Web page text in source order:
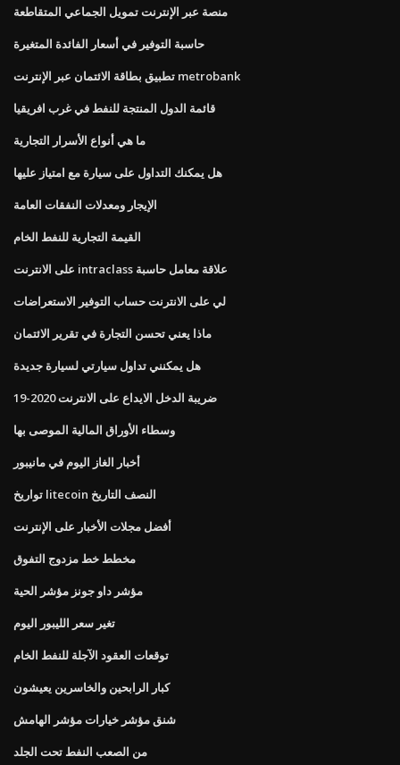
منصة عبر الإنترنت تمويل الجماعي المتقاطعة
حاسبة التوفير في أسعار الفائدة المتغيرة
تطبيق بطاقة الائتمان عبر الإنترنت metrobank
قائمة الدول المنتجة للنفط في غرب افريقيا
ما هي أنواع الأسرار التجارية
هل يمكنك التداول على سيارة مع امتياز عليها
الإيجار ومعدلات النفقات العامة
القيمة التجارية للنفط الخام
على الانترنت intraclass علاقة معامل حاسبة
لي على الانترنت حساب التوفير الاستعراضات
ماذا يعني تحسن التجارة في تقرير الائتمان
هل يمكنني تداول سيارتي لسيارة جديدة
ضريبة الدخل الايداع على الانترنت 2020-19
وسطاء الأوراق المالية الموصى بها
أخبار الغاز اليوم في مانيبور
تواريخ litecoin النصف التاريخ
أفضل مجلات الأخبار على الإنترنت
مخطط خط مزدوج التفوق
مؤشر داو جونز مؤشر الحية
تغير سعر الليبور اليوم
توقعات العقود الآجلة للنفط الخام
كبار الرابحين والخاسرين يعيشون
شنق مؤشر خيارات مؤشر الهامش
من الصعب النفط تحت الجلد